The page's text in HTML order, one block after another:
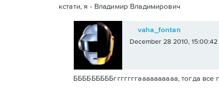
кстати, я - Владимир Владимирович
vaha_fontan
December 28 2010, 15:00:42
БББББББББгггггггаааааааааа, тогда все